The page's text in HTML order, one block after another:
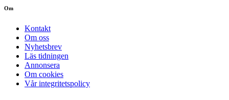
Om
Kontakt
Om oss
Nyhetsbrev
Läs tidningen
Annonsera
Om cookies
Vår integritetspolicy